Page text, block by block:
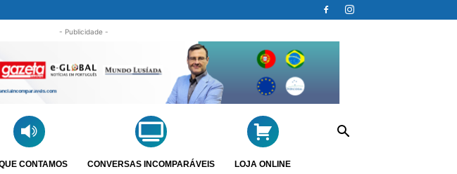
- Publicidade -
CONTAMOS CONVERSAS INCOMPARÁVEIS LOJA ONLINE